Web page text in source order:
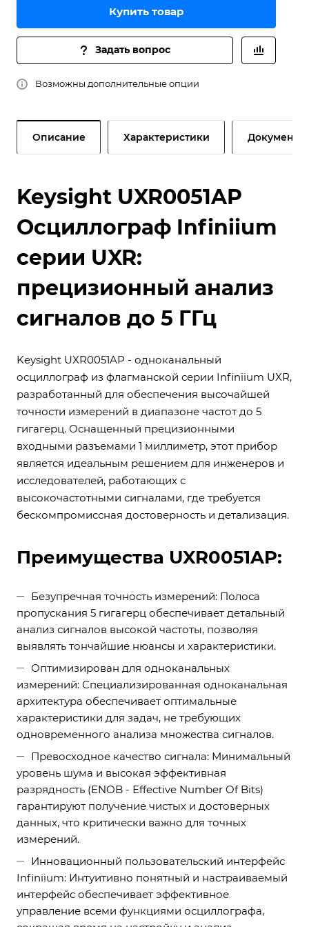
Купить товар
Задать вопрос
Возможны дополнительные опции
Описание Характеристики Документы
Keysight UXR0051AP
Осциллограф Infiniium
серии UXR:
прецизионный анализ
сигналов до 5 ГГц
Keysight UXR0051AP - одноканальный
осциллограф из флагманской серии Infiniium UXR,
разработанный для обеспечения высочайшей
точности измерений в диапазоне частот до 5
гигагерц. Оснащенный прецизионными
входными разъемами 1 миллиметр, этот прибор
является идеальным решением для инженеров и
исследователей, работающих с
высокочастотными сигналами, где требуется
бескомпромиссная достоверность и детализация.
Преимущества UXR0051AP:
Безупречная точность измерений: Полоса
пропускания 5 гигагерц обеспечивает детальный
анализ сигналов высокой частоты, позволяя
выявлять тончайшие нюансы и характеристики.
Оптимизирован для одноканальных
измерений: Специализированная одноканальная
архитектура обеспечивает оптимальные
характеристики для задач, не требующих
одновременного анализа множества сигналов.
Превосходное качество сигнала: Минимальный
уровень шума и высокая эффективная
разрядность (ENOB - Effective Number Of Bits)
гарантируют получение чистых и достоверных
данных, что критически важно для точных
измерений.
Инновационный пользовательский интерфейс
Infiniium: Интуитивно понятный и настраиваемый
интерфейс обеспечивает эффективное
управление всеми функциями осциллографа,